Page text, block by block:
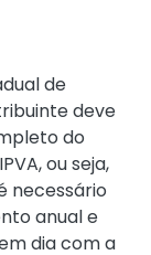
de
deve
do
ou seja,
necessário
anual e
dia com a